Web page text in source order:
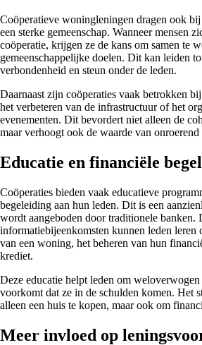
Coöperatieve woningleningen dragen ook
een sterke gemeenschap. Wanneer mensen
coöperatie, krijgen ze de kans om samen te
gemeenschappelijke doelen. Dit kan leiden
verbondenheid en steun onder de leden.
Daarnaast zijn coöperaties vaak betrokken
het verbeteren van de infrastructuur of het
evenementen. Dit bevordert niet alleen de
maar verhoogt ook de waarde van onroerend
Educatie en financiële
Coöperaties bieden vaak educatieve
begeleiding aan hun leden. Dit is een
wordt aangeboden door traditionele banken.
informatiebijeenkomsten kunnen leden leren
van een woning, het beheren van hun
krediet.
Deze educatie helpt leden om weloverwogen
voorkomt dat ze in de schulden komen. Het
alleen een huis te kopen, maar ook om
Meer invloed op